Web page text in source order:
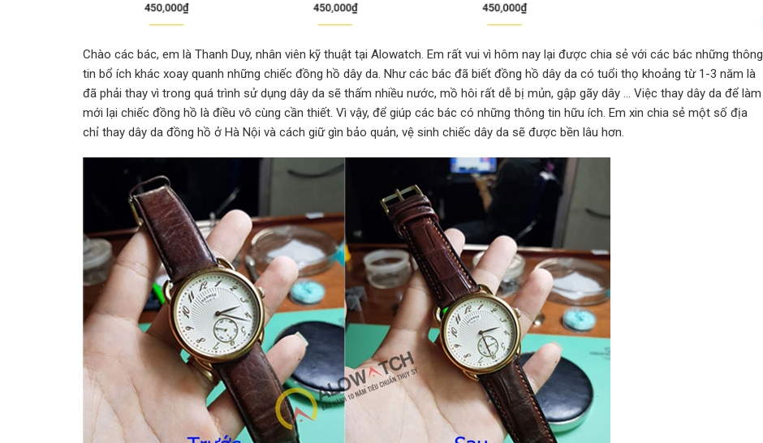
Chào các bác, em là Thanh Duy, nhân viên kỹ thuật tại Alowatch. Em rất vui vì hôm nay lại được chia sẻ với các bác những thông
tin bổ ích khác xoay quanh những chiếc đồng hồ dây da. Như các bác đã biết đồng hồ dây da có tuổi thọ khoảng từ 1-3 năm là
đã phải thay vì trong quá trình sử dụng dây da sẽ thấm nhiều nước, mồ hôi rất dễ bị mủn, gập gãy dây … Việc thay dây da để làm
mới lại chiếc đồng hồ là điều vô cùng cần thiết. Vì vậy, để giúp các bác có những thông tin hữu ích. Em xin chia sẻ một số địa
chỉ thay dây da đồng hồ ở Hà Nội và cách giữ gìn bảo quản, vệ sinh chiếc dây da sẽ được bền lâu hơn.